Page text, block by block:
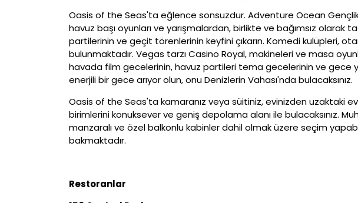
Oasis of the Seas'ta eğlence sonsuzdur. Adventure Ocean
havuz başı oyunları ve yarışmalardan, birlikte ve bağımsız olarak
partilerinin ve geçit törenlerinin keyfini çıkarın. Komedi kulüpleri,
bulunmaktadır. Vegas tarzı Casino Royal, makineleri ve masa
havada film gecelerinin, havuz partileri tema gecelerinin ve gece
enerjili bir gece arıyor olun, onu Denizlerin Vahası'nda bulacaksınız.
Oasis of the Seas'ta kamaranız veya süitiniz, evinizden uzaktaki
birimlerini konuksever ve geniş depolama alanı ile bulacaksınız.
manzaralı ve özel balkonlu kabinler dahil olmak üzere seçim
bakmaktadır.
Restoranlar